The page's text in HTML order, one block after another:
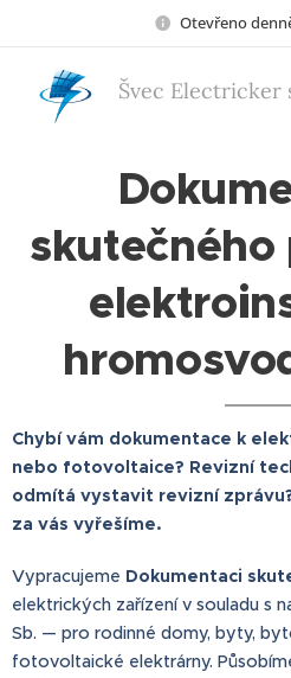
Otevřeno
Švec Electricker
Chybí vám dokumentace k
nebo fotovoltaice? Revizní
odmítá vystavit revizní
za vás vyřešíme.
Vypracujeme Dokumentaci
elektrických zařízení v souladu s
Sb. — pro rodinné domy, byty,
fotovoltaické elektrárny.